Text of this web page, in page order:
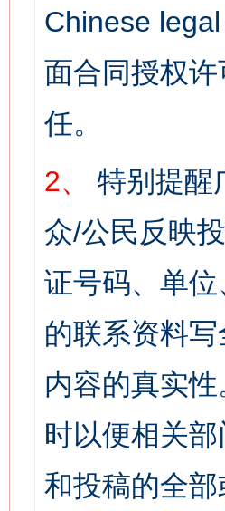
Chinese
面合同授权
任。
2、
特别提醒
众/公民反映
证号码、单
的联系资料
内容的真实
时以便相关
和投稿的全